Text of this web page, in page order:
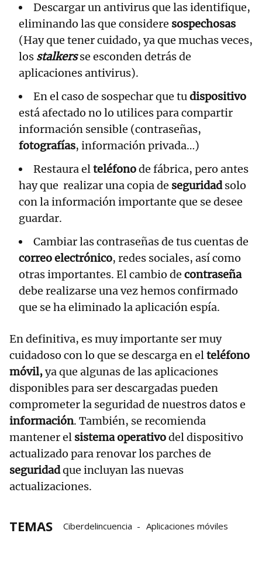
Descargar un antivirus que las identifique,
eliminando las que considere sospechosas
(Hay que tener cuidado, ya que muchas veces,
los stalkersse esconden detrás de
aplicaciones antivirus).
En el caso de sospechar que tudispositivo
está afectado no lo utilices para compartir
información sensible (contraseñas,
fotografías, información privada…)
Restaura elteléfonode fábrica, pero antes
hay que realizar una copia de seguridadsolo
con la información importante que se desee
guardar.
Cambiar las contraseñas de tus cuentas de
correo electrónico, redes sociales, así como
otras importantes. El cambio de contraseña
debe realizarse una vez hemos confirmado
que se ha eliminado la aplicación espía.
En definitiva, es muy importante ser muy
cuidadoso con lo que se descarga en elteléfono
móvil,ya que algunas de las aplicaciones
disponibles para ser descargadas pueden
comprometer la seguridad de nuestros datos e
información. También, se recomienda
mantener el sistema operativodel dispositivo
actualizado para renovar los parches de
seguridadque incluyan las nuevas
actualizaciones.
TEMAS Ciberdelincuencia Aplicaciones móviles